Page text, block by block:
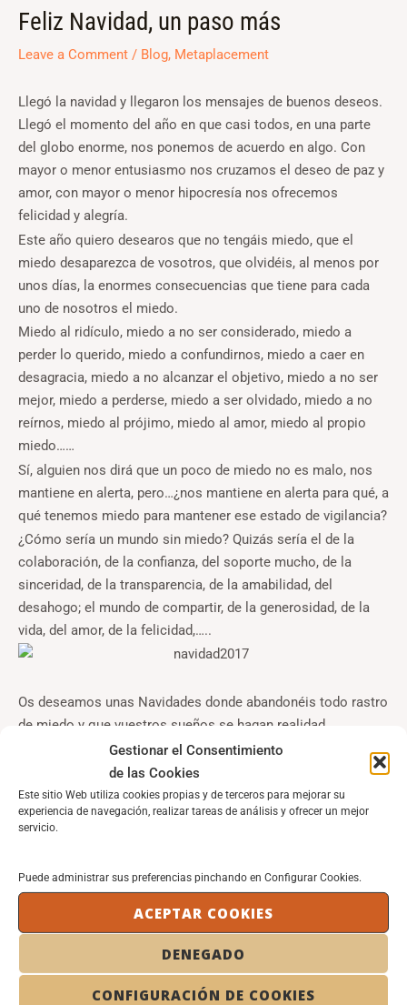
Gestionar el Consentimiento
de las Cookies
Este sitio Web utiliza cookies propias y de terceros para mejorar su
experiencia de navegación, realizar tareas de análisis y ofrecer un mejor
servicio.
Puede administrar sus preferencias pinchando en Configurar Cookies.
ACEPTAR COOKIES
DENEGADO
CONFIGURACIÓN DE COOKIES
Feliz Navidad, un paso más
Leave a Comment / Blog, Metaplacement
Llegó la navidad y llegaron los mensajes de buenos deseos.
Llegó el momento del año en que casi todos, en una parte
del globo enorme, nos ponemos de acuerdo en algo. Con
mayor o menor entusiasmo nos cruzamos el deseo de paz y
amor, con mayor o menor hipocresía nos ofrecemos
felicidad y alegría.
Este año quiero desearos que no tengáis miedo, que el
miedo desaparezca de vosotros, que olvidéis, al menos por
unos días, la enormes consecuencias que tiene para cada
uno de nosotros el miedo.
Miedo al ridículo, miedo a no ser considerado, miedo a
perder lo querido, miedo a confundirnos, miedo a caer en
desagracia, miedo a no alcanzar el objetivo, miedo a no ser
mejor, miedo a perderse, miedo a ser olvidado, miedo a no
reírnos, miedo al prójimo, miedo al amor, miedo al propio
miedo……
Sí, alguien nos dirá que un poco de miedo no es malo, nos
mantiene en alerta, pero…¿nos mantiene en alerta para qué, a
qué tenemos miedo para mantener ese estado de vigilancia?
¿Cómo sería un mundo sin miedo? Quizás sería el de la
colaboración, de la confianza, del soporte mucho, de la
sinceridad, de la transparencia, de la amabilidad, del
desahogo; el mundo de compartir, de la generosidad, de la
vida, del amor, de la felicidad,…..
Os deseamos unas Navidades donde abandonéis todo rastro
de miedo y que vuestros sueños se hagan realidad.
←Previous Post Next Post
Leave a Comment
Your email address will not be published.
Type